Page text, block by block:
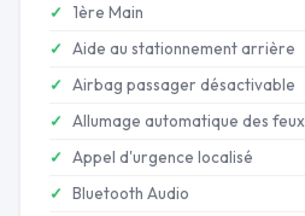
1ère Main
Aide au stationnement arrière
Airbag passager désactivable
Allumage automatique des feux
Appel d'urgence localisé
Bluetooth Audio